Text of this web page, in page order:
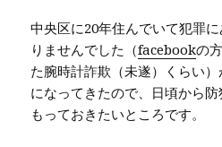
中央区に20年住んでいて犯罪
りませんでした（facebookの
た腕時計詐欺（未遂）くらい
になってきたので、日頃から
もっておきたいところです。